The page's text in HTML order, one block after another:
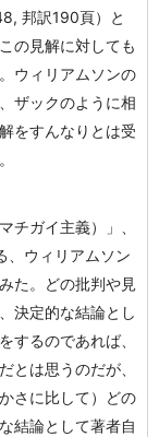
邦訳190頁）と
の見解に対しても
ウィリアムソンの
ザックのように相
をすんなりとは受
チガイ主義）」、
、ウィリアムソン
た。どの批判や見
決定的な結論とし
するのであれば、
とは思うのだが、
さに比して）どの
結論として著者自